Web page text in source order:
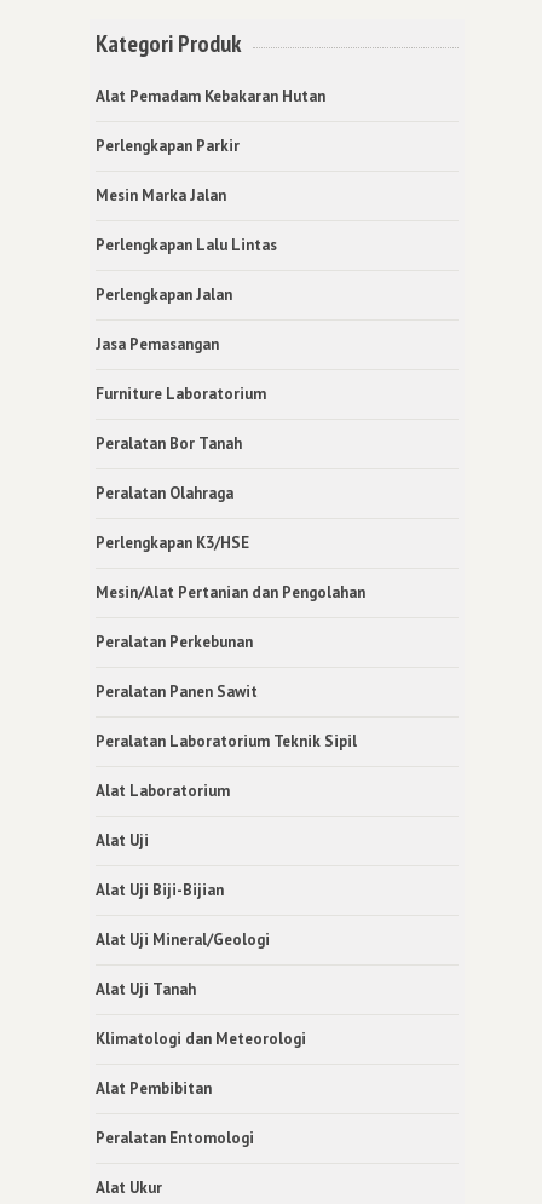
Kategori Produk
Alat Pemadam Kebakaran Hutan
Perlengkapan Parkir
Mesin Marka Jalan
Perlengkapan Lalu Lintas
Perlengkapan Jalan
Jasa Pemasangan
Furniture Laboratorium
Peralatan Bor Tanah
Peralatan Olahraga
Perlengkapan K3/HSE
Mesin/Alat Pertanian dan Pengolahan
Peralatan Perkebunan
Peralatan Panen Sawit
Peralatan Laboratorium Teknik Sipil
Alat Laboratorium
Alat Uji
Alat Uji Biji-Bijian
Alat Uji Mineral/Geologi
Alat Uji Tanah
Klimatologi dan Meteorologi
Alat Pembibitan
Peralatan Entomologi
Alat Ukur